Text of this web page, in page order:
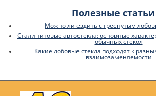
Полезные статьи
Можно ли ездить с треснутым
Сталинитовые автостекла: основные
обычных стекол
Какие лобовые стекла подходят к
взаимозаменяемости